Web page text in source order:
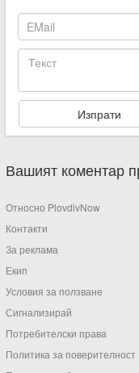
Вашият коментар
Относно PlovdivNow
Контакти
За реклама
Екип
Условия за ползване
Сигнализирай
Потребителски права
Политика за поверителност